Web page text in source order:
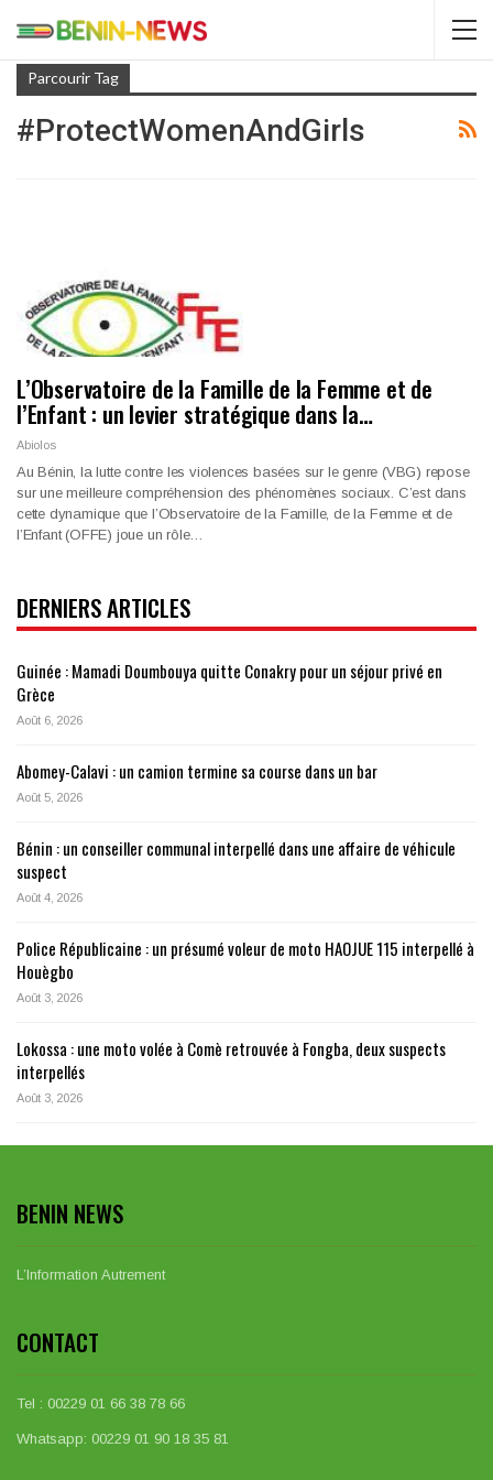
Parcourir Tag
#ProtectWomenAndGirls
L’Observatoire de la Famille de la Femme et de
l’Enfant : un levier stratégique dans la…
Abiolos
Au Bénin, la lutte contre les violences basées sur le genre (VBG) repose
sur une meilleure compréhension des phénomènes sociaux. C’est dans
cette dynamique que l’Observatoire de la Famille, de la Femme et de
l’Enfant (OFFE) joue un rôle…
DERNIERS ARTICLES
Guinée : Mamadi Doumbouya quitte Conakry pour un séjour privé en
Grèce
Août 6, 2026
Abomey-Calavi : un camion termine sa course dans un bar
Août 5, 2026
Bénin : un conseiller communal interpellé dans une affaire de véhicule
suspect
Août 4, 2026
Police Républicaine : un présumé voleur de moto HAOJUE 115 interpellé à
Houègbo
Août 3, 2026
Lokossa : une moto volée à Comè retrouvée à Fongba, deux suspects
interpellés
Août 3, 2026
BENIN NEWS
L’Information Autrement
CONTACT
Tel : 00229 01 66 38 78 66
Whatsapp: 00229 01 90 18 35 81